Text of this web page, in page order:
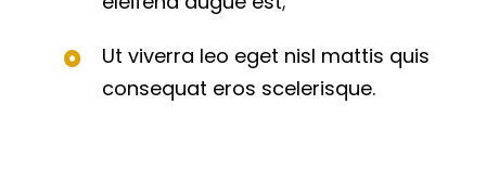
Ut viverra leo eget nisl mattis quis
consequat eros scelerisque.